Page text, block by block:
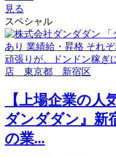
見る
スペシャル
【上場企業の人
ダンダダン』新
の業...